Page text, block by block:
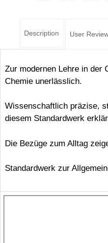
Description User
Zur modernen Lehre in der
Chemie unerlässlich.
Wissenschaftlich präzise,
diesem Standardwerk
Die Bezüge zum Alltag
Standardwerk zur